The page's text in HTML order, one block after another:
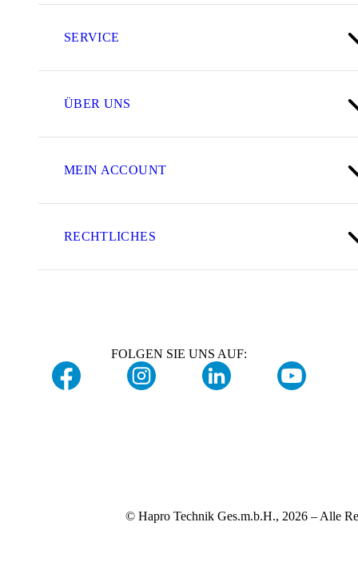
SERVICE
ÜBER UNS
MEIN ACCOUNT
RECHTLICHES
FOLGEN SIE UNS AUF:
© Hapro Technik Ges.m.b.H., 2026 – Alle